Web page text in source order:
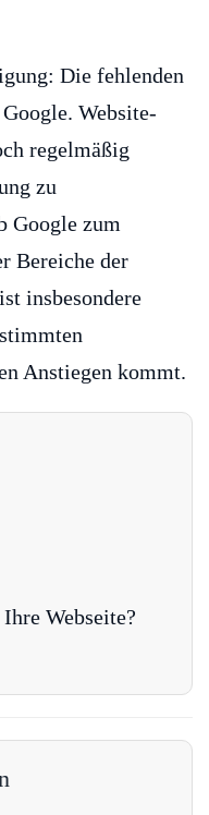
Die fehlenden
Website-
regelmäßig
zu
Google zum
Bereiche der
insbesondere
Anstiegen kommt.
Webseite?